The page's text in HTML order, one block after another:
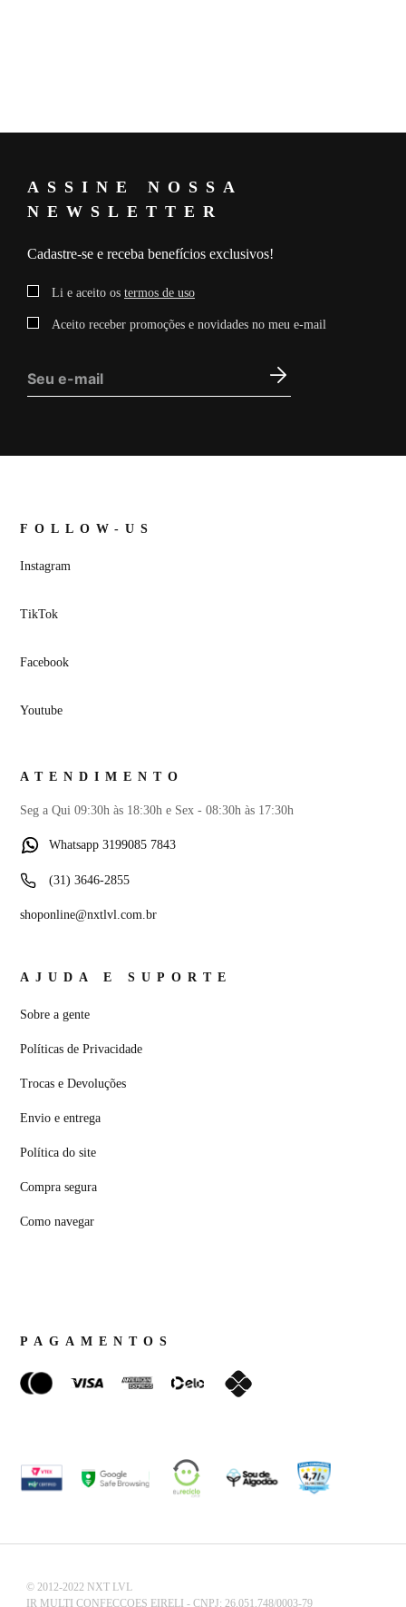
FOLLOW-US
Instagram
TikTok
Facebook
Youtube
ATENDIMENTO
Seg a Qui 09:30h às 18:30h e Sex - 08:30h às 17:30h
Whatsapp 3199085 7843
(31) 3646-2855
shoponline@nxtlvl.com.br
AJUDA E SUPORTE
Sobre a gente
Políticas de Privacidade
Trocas e Devoluções
Envio e entrega
Política do site
Compra segura
Como navegar
PAGAMENTOS
© 2012-2022 NXT LVL
IR MULTI CONFECCOES EIRELI - CNPJ: 26.051.748/0003-79
ASSINE NOSSA
NEWSLETTER
Cadastre-se e receba benefícios exclusivos!
Li e aceito os termos de uso
Aceito receber promoções e novidades no meu e-mail